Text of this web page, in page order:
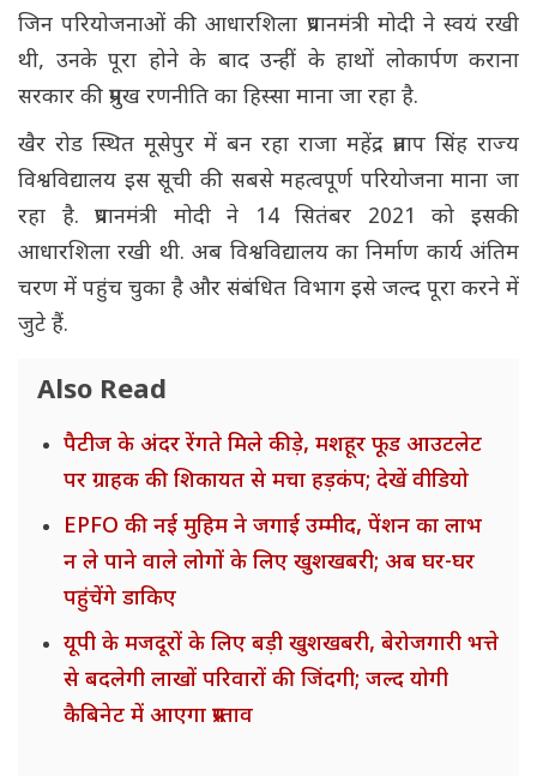
जिन परियोजनाओं की आधारशिला प्रधानमंत्री मोदी ने स्वयं रखी
थी, उनके पूरा होने के बाद उन्हीं के हाथों लोकार्पण कराना
सरकार की प्रमुख रणनीति का हिस्सा माना जा रहा है.
खैर रोड स्थित मूसेपुर में बन रहा राजा महेंद्र प्रताप सिंह राज्य
विश्वविद्यालय इस सूची की सबसे महत्वपूर्ण परियोजना माना जा
रहा है. प्रधानमंत्री मोदी ने 14 सितंबर 2021 को इसकी
आधारशिला रखी थी. अब विश्वविद्यालय का निर्माण कार्य अंतिम
चरण में पहुंच चुका है और संबंधित विभाग इसे जल्द पूरा करने में
जुटे हैं.
Also Read
पैटीज के अंदर रेंगते मिले कीड़े, मशहूर फूड आउटलेट
पर ग्राहक की शिकायत से मचा हड़कंप; देखें वीडियो
EPFO की नई मुहिम ने जगाई उम्मीद, पेंशन का लाभ
न ले पाने वाले लोगों के लिए खुशखबरी; अब घर-घर
पहुंचेंगे डाकिए
यूपी के मजदूरों के लिए बड़ी खुशखबरी, बेरोजगारी भत्ते
से बदलेगी लाखों परिवारों की जिंदगी; जल्द योगी
कैबिनेट में आएगा प्रस्ताव